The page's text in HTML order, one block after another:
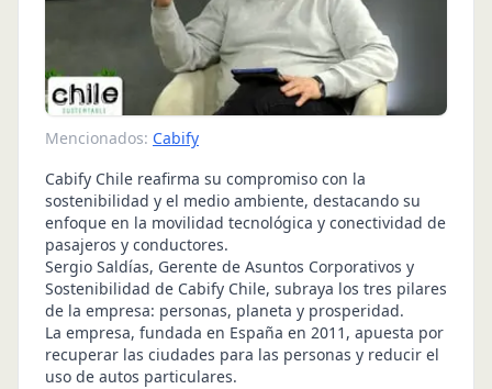
Mencionados: Cabify
Cabify Chile reafirma su compromiso con la
sostenibilidad y el medio ambiente, destacando su
enfoque en la movilidad tecnológica y conectividad de
pasajeros y conductores.
Sergio Saldías, Gerente de Asuntos Corporativos y
Sostenibilidad de Cabify Chile, subraya los tres pilares
de la empresa: personas, planeta y prosperidad.
La empresa, fundada en España en 2011, apuesta por
recuperar las ciudades para las personas y reducir el
uso de autos particulares.